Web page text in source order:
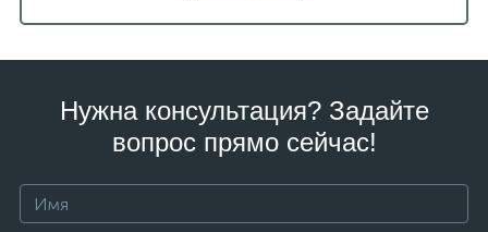
Нужна консультация? Задайте
вопрос прямо сейчас!